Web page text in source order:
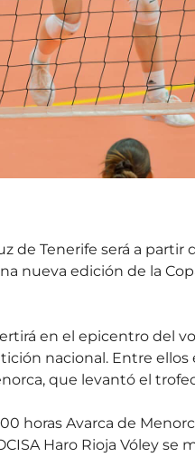
de Tenerife será a
nueva edición de la
en el epicentro del
nacional. Entre ellos
que levantó el
horas Avarca de
Haro Rioja Vóley se